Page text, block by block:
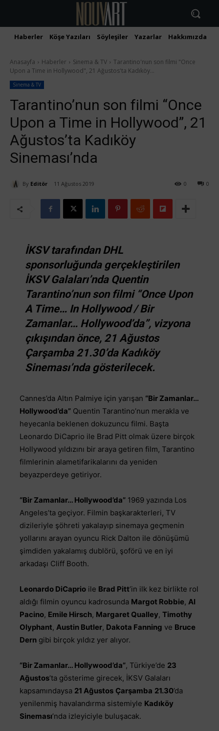
Haberler Köşe Yazıları Söyleşiler Yazarlar Hakkımızda
Anasayfa Haberler Sinema & TV
Tarantino'nun son filmi "Once
Upon a Time in Hollywood", 21 Ağustos'ta Kadıköy...
Sinema & TV
Tarantino’nun son filmi “Once
Upon a Time in Hollywood”, 21
Ağustos’ta Kadıköy
Sineması’nda
By Editör 11 Ağustos 2019 0
0
İKSV tarafından DHL
sponsorluğunda gerçekleştirilen
İKSV Galaları’nda Quentin
Tarantino’nun son filmi “Once Upon
A Time… In Hollywood / Bir
Zamanlar… Hollywood’da”, vizyona
çıkışından önce, 21 Ağustos
Çarşamba 21.30’da Kadıköy
Sineması’nda gösterilecek.
Cannes’da Altın Palmiye için yarışan “Bir Zamanlar…
Hollywood’da” Quentin Tarantino’nun merakla ve
heyecanla beklenen dokuzuncu filmi. Başta
Leonardo DiCaprio ile Brad Pitt olmak üzere birçok
Hollywood yıldızını bir araya getiren film, Tarantino
filmlerinin alametifarikalarını da yeniden
beyazperdeye getiriyor.
“Bir Zamanlar… Hollywood’da” 1969 yazında Los
Angeles’ta geçiyor. Filmin başkarakterleri, TV
dizileriyle şöhreti yakalayıp sinemaya geçmenin
yollarını arayan oyuncu Rick Dalton ile dönüşümü
şimdiden yakalamış dublörü, şoförü ve en iyi
arkadaşı Cliff Booth.
Leonardo DiCaprio ile Brad Pitt’in ilk kez birlikte rol
aldığı filmin oyuncu kadrosunda Margot Robbie, Al
Pacino, Emile Hirsch, Margaret Qualley, Timothy
Olyphant, Austin Butler, Dakota Fanning ve Bruce
Dern gibi birçok yıldız yer alıyor.
“Bir Zamanlar… Hollywood’da”, Türkiye’de 23
Ağustos’ta gösterime girecek, İKSV Galaları
kapsamındaysa 21 Ağustos Çarşamba 21.30’da
yenilenmiş havalandırma sistemiyle Kadıköy
Sineması’nda izleyiciyle buluşacak.